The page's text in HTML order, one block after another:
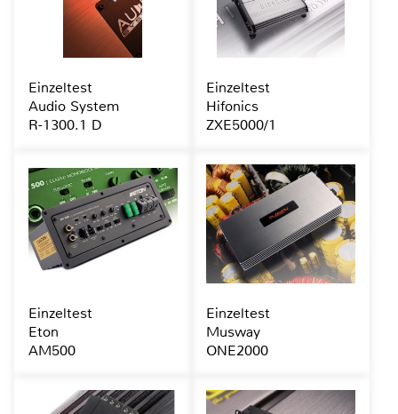
Einzeltest
Audio System
R-1300.1 D
Einzeltest
Hifonics
ZXE5000/1
Einzeltest
Eton
AM500
Einzeltest
Musway
ONE2000